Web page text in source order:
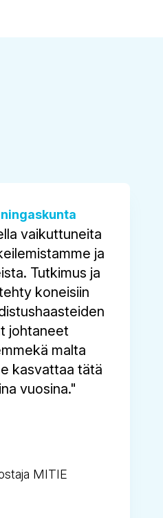
vaikuttuneita
ja
Tutkimus ja
koneisiin
johtaneet
malta
kasvattaa tätä
vuosina."
MITIE